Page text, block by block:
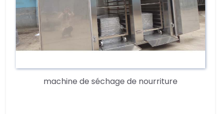
machine de séchage de nourriture